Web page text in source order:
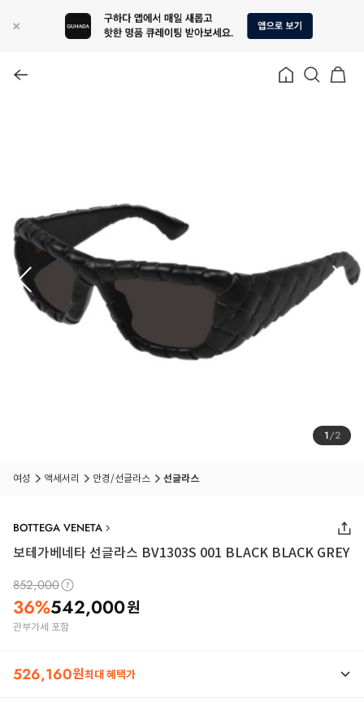
1/2
여성 액세서리 안경/선글라스 선글라스
BOTTEGA VENETA
보테가베네타 선글라스 BV1303S 001 BLACK BLACK GREY
852,000
36%542,000원
관부가세 포함
526,160원최대 혜택가